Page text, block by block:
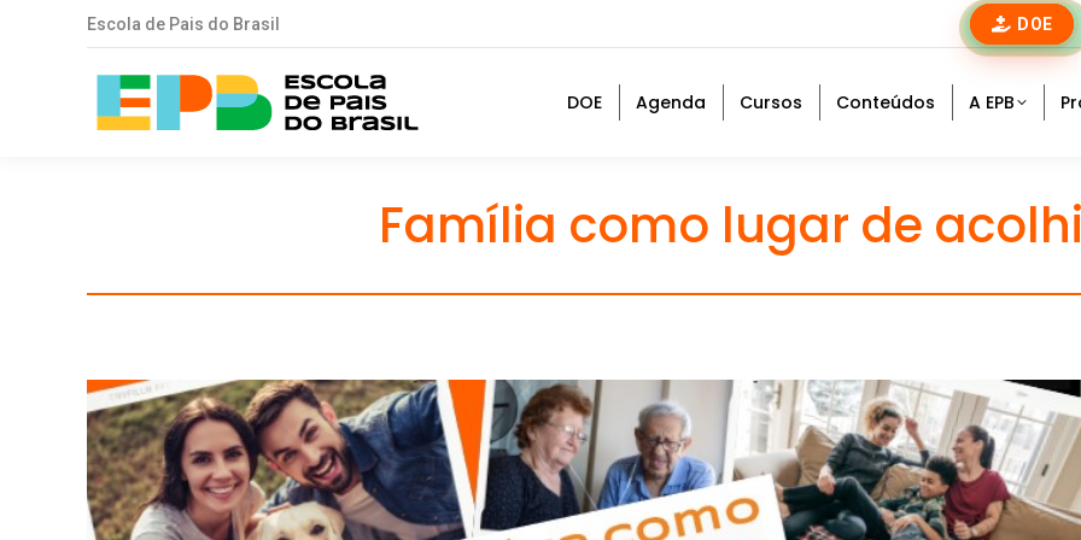
Escola de Pais do Brasil DOE
DOE Agenda Cursos Conteúdos A EPB
Família como lugar de